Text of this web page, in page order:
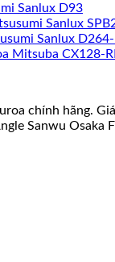
Sanlux D93
Sanlux
Sanlux D264-
Mitsuba CX128-
chính hãng.
Sanwu Osaka